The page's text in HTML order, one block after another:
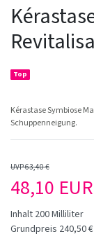
Top
Kérastase Symbiose
Schuppenneigung.
UVP 63,40 €
48,10 EUR
Inhalt 200Milliliter
Grundpreis 240,50